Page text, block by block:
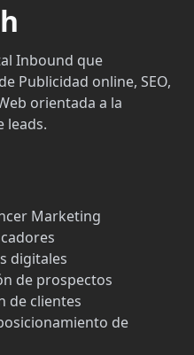
Inbound que
Publicidad online, SEO,
orientada a la
leads.
Marketing
digitales
de prospectos
de clientes
de